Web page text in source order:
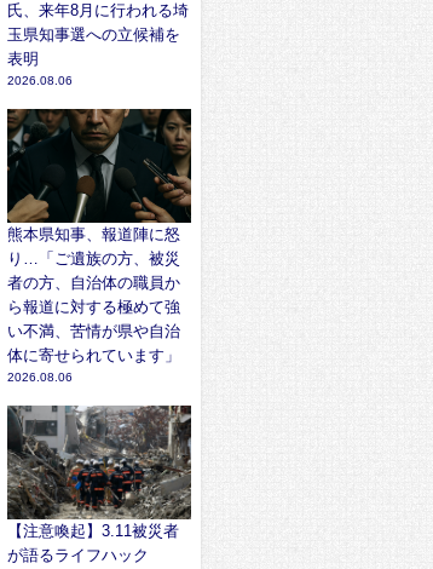
氏、来年8月に行われる埼
玉県知事選への立候補を
表明
2026.08.06
熊本県知事、報道陣に怒
り…「ご遺族の方、被災
者の方、自治体の職員か
ら報道に対する極めて強
い不満、苦情が県や自治
体に寄せられています」
2026.08.06
【注意喚起】3.11被災者
が語るライフハック